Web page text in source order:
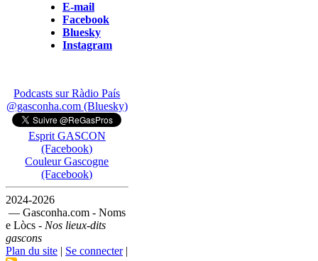
E-mail
Facebook
Bluesky
Instagram
Podcasts sur Ràdio País
@gasconha.com (Bluesky)
Esprit GASCON
(Facebook)
Couleur Gascogne
(Facebook)
2024-2026
— Gasconha.com - Noms
e Lòcs - Nos lieux-dits
gascons
Plan du site | Se connecter|